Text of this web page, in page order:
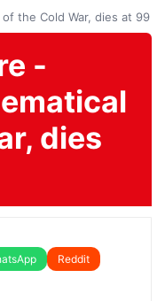
the Cold War, dies at 99
-
dies
Reddit